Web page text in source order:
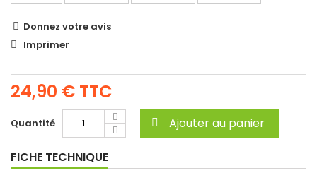
Donnez votre avis
Imprimer
24,90 € TTC
Quantité Ajouter au panier
FICHE TECHNIQUE